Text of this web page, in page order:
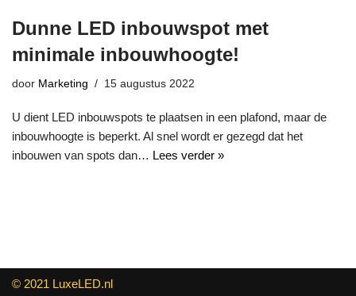
Dunne LED inbouwspot met
minimale inbouwhoogte!
door Marketing 15 augustus 2022
U dient LED inbouwspots te plaatsen in een plafond, maar de
inbouwhoogte is beperkt. Al snel wordt er gezegd dat het
inbouwen van spots dan… Lees verder »
© 2021 LuxeLED.nl